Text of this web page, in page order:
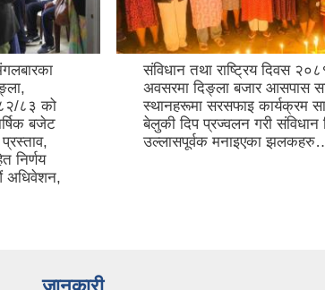
८३ को
बजेट
निर्णय
अधिवेशन,
संविधान तथा राष्ट्रिय दिवस
अवसरमा दिङ्ला बजार आसपास
स्थानहरूमा सरसफाइ कार्यक्रम
बेलुकी दिप प्रज्वलन गरी संविधान
उल्लासपूर्वक मनाइएका